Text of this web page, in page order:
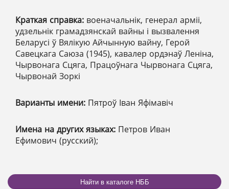
Краткая справка: военачальнік, генерал арміі,
удзельнік грамадзянскай вайны і вызвалення
Беларусі ў Вялікую Айчынную вайну, Герой
Савецкага Саюза (1945), кавалер ордэнаў Леніна,
Чырвонага Сцяга, Працоўнага Чырвонага Сцяга,
Чырвонай Зоркі
Варианты имени: Пятроў Іван Яфімавіч
Имена на других языках: Петров Иван
Ефимович (русский);
Найти в каталоге НББ